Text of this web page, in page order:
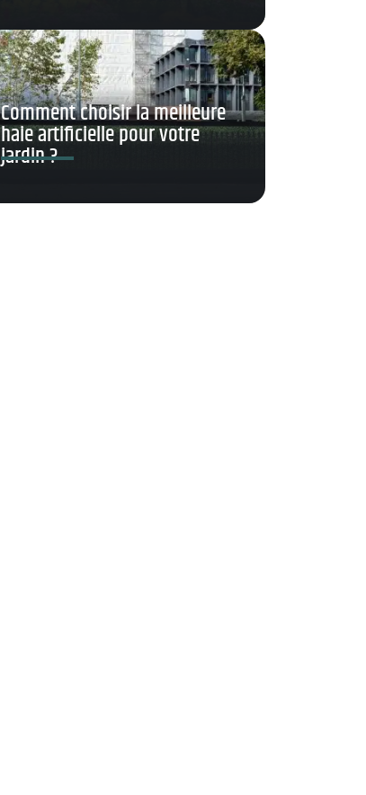
Comment choisir la meilleure
haie artificielle pour votre
jardin ?